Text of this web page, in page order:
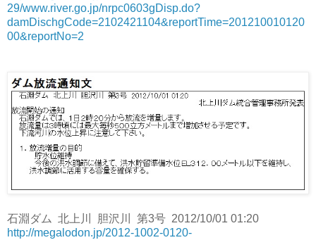
29/www.river.go.jp/nrpc0603gDisp.do?
damDischgCode=2102421104&reportTime=201210010120
00&reportNo=2
石淵ダム 北上川 胆沢川 第3号 2012/10/01 01:20
http://megalodon.jp/2012-1002-0120-